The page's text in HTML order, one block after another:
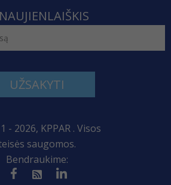
NAUJIENLAIŠKIS
UŽSAKYTI
- 2026, KPPAR . Visos
saugomos.
Bendraukime: